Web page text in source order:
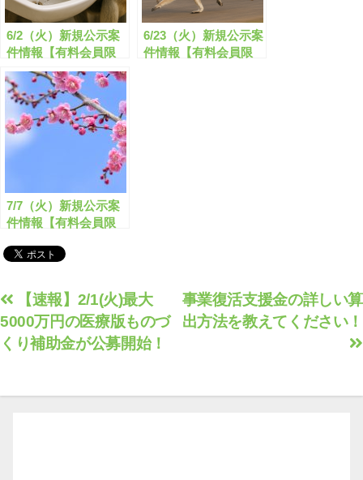
6/2（火）新規公示案
件情報【有料会員限
定】
6/23（火）新規公示案
件情報【有料会員限
7/7（火）新規公示案
件情報【有料会員限
投
稿
ナ
ゲ
事業復活支援金の詳しい算
出方法を教えてください！
【速報】2/1(火)最大
5000万円の医療版ものづ
くり補助金が公募開始！